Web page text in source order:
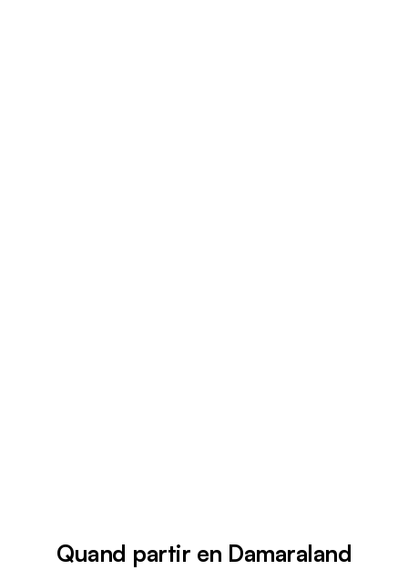
Quand partir en Damaraland